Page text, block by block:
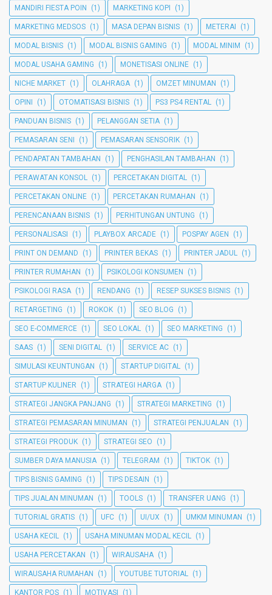
MANDIRI FIESTA POIN (1) MARKETING KOPI (1)
MARKETING MEDSOS (1) MASA DEPAN BISNIS (1) METERAI (1)
MODAL BISNIS (1) MODAL BISNIS GAMING (1) MODAL MINIM (1)
MODAL USAHA GAMING (1) MONETISASI ONLINE (1)
NICHE MARKET (1) OLAHRAGA (1) OMZET MINUMAN (1)
OPINI (1) OTOMATISASI BISNIS (1) PS3 PS4 RENTAL (1)
PANDUAN BISNIS (1) PELANGGAN SETIA (1)
PEMASARAN SENI (1) PEMASARAN SENSORIK (1)
PENDAPATAN TAMBAHAN (1) PENGHASILAN TAMBAHAN (1)
PERAWATAN KONSOL (1) PERCETAKAN DIGITAL (1)
PERCETAKAN ONLINE (1) PERCETAKAN RUMAHAN (1)
PERENCANAAN BISNIS (1) PERHITUNGAN UNTUNG (1)
PERSONALISASI (1) PLAYBOX ARCADE (1) POSPAY AGEN (1)
PRINT ON DEMAND (1) PRINTER BEKAS (1) PRINTER JADUL (1)
PRINTER RUMAHAN (1) PSIKOLOGI KONSUMEN (1)
PSIKOLOGI RASA (1) RENDANG (1) RESEP SUKSES BISNIS (1)
RETARGETING (1) ROKOK (1) SEO BLOG (1)
SEO E-COMMERCE (1) SEO LOKAL (1) SEO MARKETING (1)
SAAS (1) SENI DIGITAL (1) SERVICE AC (1)
SIMULASI KEUNTUNGAN (1) STARTUP DIGITAL (1)
STARTUP KULINER (1) STRATEGI HARGA (1)
STRATEGI JANGKA PANJANG (1) STRATEGI MARKETING (1)
STRATEGI PEMASARAN MINUMAN (1) STRATEGI PENJUALAN (1)
STRATEGI PRODUK (1) STRATEGI SEO (1)
SUMBER DAYA MANUSIA (1) TELEGRAM (1) TIKTOK (1)
TIPS BISNIS GAMING (1) TIPS DESAIN (1)
TIPS JUALAN MINUMAN (1) TOOLS (1) TRANSFER UANG (1)
TUTORIAL GRATIS (1) UFC (1) UI/UX (1) UMKM MINUMAN (1)
USAHA KECIL (1) USAHA MINUMAN MODAL KECIL (1)
USAHA PERCETAKAN (1) WIRAUSAHA (1)
WIRAUSAHA RUMAHAN (1) YOUTUBE TUTORIAL (1)
KANTOR POS (1) MOTIVASI (1)